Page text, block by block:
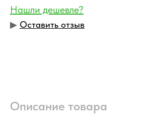
Нашли дешевле?
▶︎ Оставить отзыв
Описание товара